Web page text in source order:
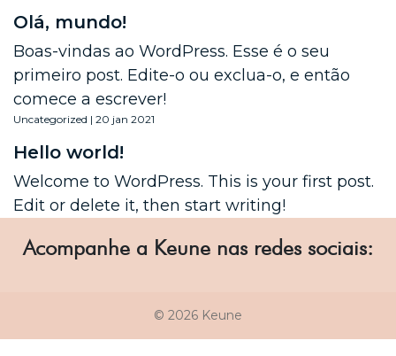
Olá, mundo!
Boas-vindas ao WordPress. Esse é o seu
primeiro post. Edite-o ou exclua-o, e então
comece a escrever!
Uncategorized | 20 jan 2021
Hello world!
Welcome to WordPress. This is your first post.
Edit or delete it, then start writing!
Acompanhe a Keune nas redes sociais:
© 2026 Keune